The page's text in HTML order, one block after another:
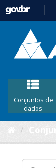
Conjuntos de
dados